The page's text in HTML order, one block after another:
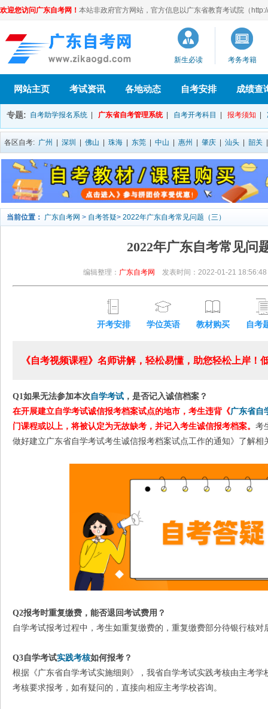
欢迎您访问广东自考网！ 本站非政府官方网站，官方信息以广东省教育考试院（
新生必读 考务考籍
网站主页 考试资讯 各地动态 自考安排 成绩查
专题: 自考助学报名系统 广东省自考管理系统 自考开考科目 报考须知
各区自考: 广州 深圳 佛山 珠海 东莞 中山 惠州 肇庆 汕头 韶关
当前位置： 广东自考网 > 自考答疑> 2022年广东自考常见问题（三）
2022年广东自考常见问
编辑整理： 广东自考网 发表时间：2022-01-21 18:56:48
开考安排 学位英语 教材购买 自考
《自考视频课程》名师讲解，轻松易懂，助您轻松上岸！
Q1如果无法参加本次 自学考试 ，是否记入诚信档案？
在开展建立自学考试诚信报考档案试点的地市，考生违背《广东省自
门课程或以上，将被认定为无故缺考，并记入考生诚信报考档案。 考
做好建立广东省自学考试考生诚信报考档案试点工作的通知》了解相
Q2报考时重复缴费，能否退回考试费用？
自学考试报考过程中，考生如重复缴费的，重复缴费部分待银行核对
Q3自学考试实践考核如何报考？
根据《广东省自学考试实施细则》，我省自学考试实践考核由主考
考核要求报考，如有疑问的，直接向相应主考学校咨询。